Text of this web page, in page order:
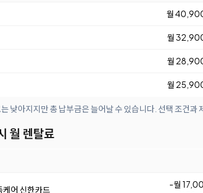
월
월
월
월
낮아지지만 총 납부금은 늘어날 수 있습니다. 선택 조건과
월 렌탈료
어 신한카드 -월